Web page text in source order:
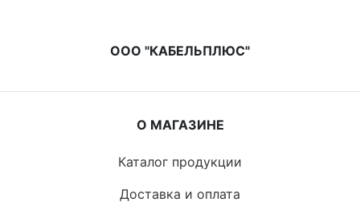
ООО "КАБЕЛЬПЛЮС"
О МАГАЗИНЕ
Каталог продукции
Доставка и оплата